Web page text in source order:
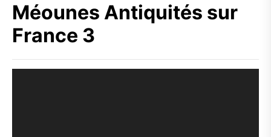
Méounes Antiquités sur
France 3